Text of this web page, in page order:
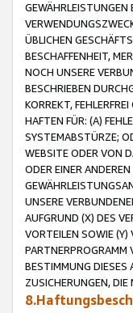
GEWÄHRLEISTUNGEN
ÜBLICHEN
BESCHAFFENHEIT,
NOCH UNSERE
BESCHRIEBEN
KORREKT,
HAFTEN FÜR: (A)
SYSTEMABSTÜRZE;
WEBSITE ODER VON
ODER EINER
UNSERE
AUFGRUND (X) DES
VORTEILEN SOWIE
PARTNERPROGRAMM
BESTIMMUNG DIESES
ZUSICHERUNGEN,